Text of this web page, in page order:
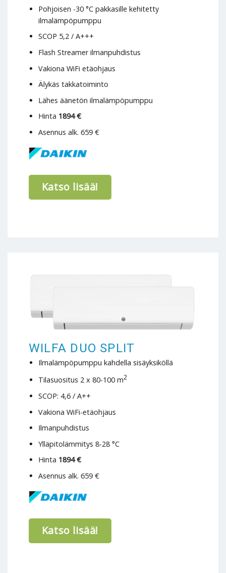
Pohjoisen -30 °C pakkasille kehitetty
ilmalämpöpumppu
SCOP 5,2 / A+++
Flash Streamer ilmanpuhdistus
Vakiona WiFi etäohjaus
Älykäs takkatoiminto
Lähes äänetön ilmalämpöpumppu
Hinta 1894 €
Asennus alk. 659 €
Katso lisää!
WILFA DUO SPLIT
Ilmalämpöpumppu kahdella sisäyksiköllä
Tilasuositus 2 x 80-100 m2
SCOP: 4,6 / A++
Vakiona WiFi-etäohjaus
Ilmanpuhdistus
Ylläpitolämmitys 8-28 °C
Hinta 1894 €
Asennus alk. 659 €
Katso lisää!